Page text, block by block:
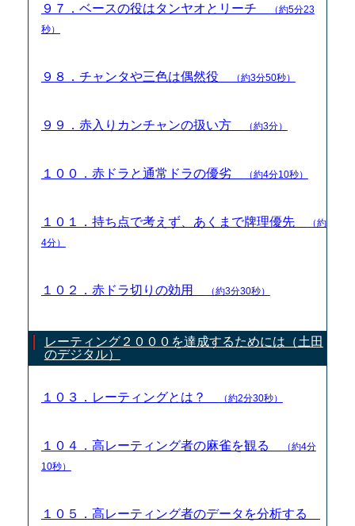
９７．ベースの役はタンヤオとリーチ
（約5分23
秒）
９８．チャンタや三色は偶然役 （約3分50秒）
９９．赤入りカンチャンの扱い方 （約3分）
１００．赤ドラと通常ドラの優劣 （約4分10秒）
１０１．持ち点で考えず、あくまで牌理優先
（約
4分）
１０２．赤ドラ切りの効用 （約3分30秒）
レーティング２０００を達成するためには（土田
のデジタル）
１０３．レーティングとは？ （約2分30秒）
１０４．高レーティング者の麻雀を観る
（約4分
10秒）
１０５．高レーティング者のデータを分析する